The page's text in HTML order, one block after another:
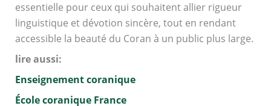
essentielle pour ceux qui souhaitent allier rigueur
linguistique et dévotion sincère, tout en rendant
accessible la beauté du Coran à un public plus large.
lire aussi:
Enseignement coranique
École coranique France